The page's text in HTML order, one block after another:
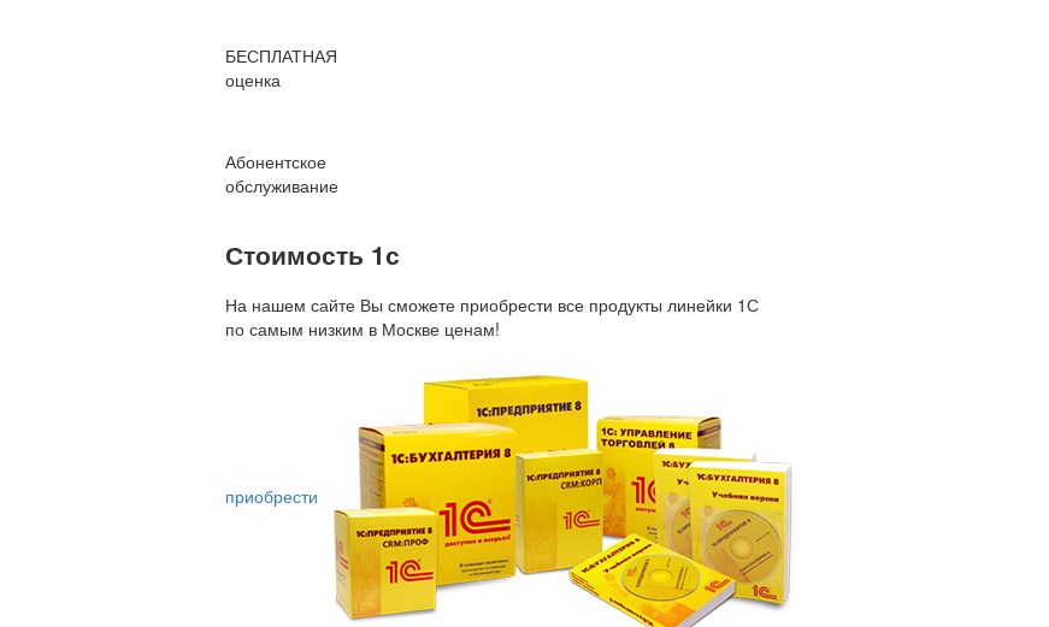
БЕСПЛАТНАЯ
оценка
Абонентское
обслуживание
Стоимость 1с
На нашем сайте Вы сможете приобрести все продукты линейки 1С
по самым низким в Москве ценам!
приобрести